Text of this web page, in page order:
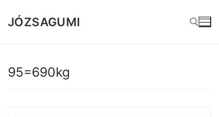
tartalomra
JÓZSAGUMI
95=690kg